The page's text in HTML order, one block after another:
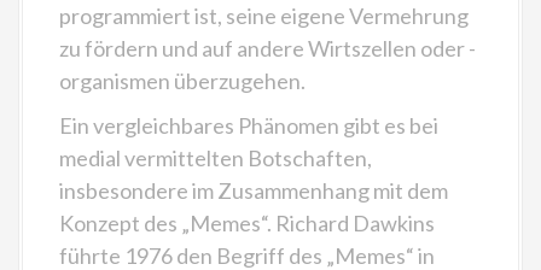
programmiert ist, seine eigene Vermehrung
zu fördern und auf andere Wirtszellen oder -
organismen überzugehen.
Ein vergleichbares Phänomen gibt es bei
medial vermittelten Botschaften,
insbesondere im Zusammenhang mit dem
Konzept des „Memes“. Richard Dawkins
führte 1976 den Begriff des „Memes“ in